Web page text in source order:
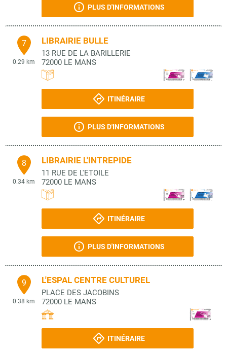
PLUS D'INFORMATIONS
7
0.29 km
LIBRAIRIE BULLE
13 RUE DE LA BARILLERIE
72000 LE MANS
ITINÉRAIRE
PLUS D'INFORMATIONS
8
0.34 km
LIBRAIRIE L'INTREPIDE
11 RUE DE L'ETOILE
72000 LE MANS
ITINÉRAIRE
PLUS D'INFORMATIONS
9
0.38 km
L'ESPAL CENTRE CULTUREL
PLACE DES JACOBINS
72000 LE MANS
ITINÉRAIRE